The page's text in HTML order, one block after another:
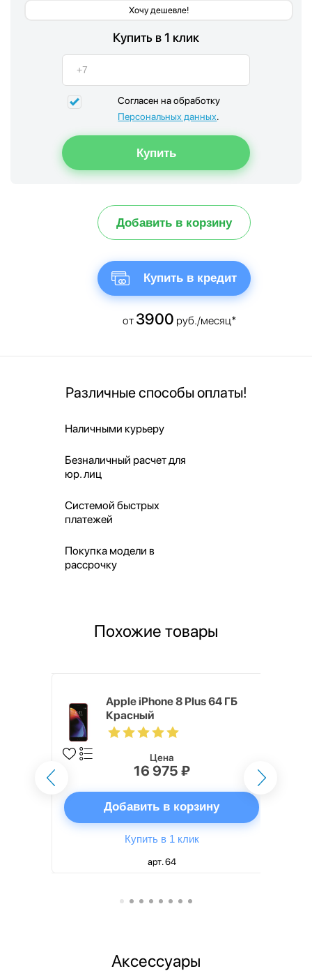
Хочу дешевле!
Купить в 1 клик
Согласен на обработку
Персональных данных.
Добавить в корзину
Купить в кредит
от 3900 руб./месяц*
Различные способы оплаты!
Наличными курьеру
Безналичный расчет для
юр. лиц
Системой быстрых
платежей
Покупка модели в
рассрочку
Похожие товары
Apple iPhone 8 Plus 64 ГБ
Красный
Цена
16 975 ₽
Добавить в корзину
Купить в 1 клик
арт. 64
Аксессуары